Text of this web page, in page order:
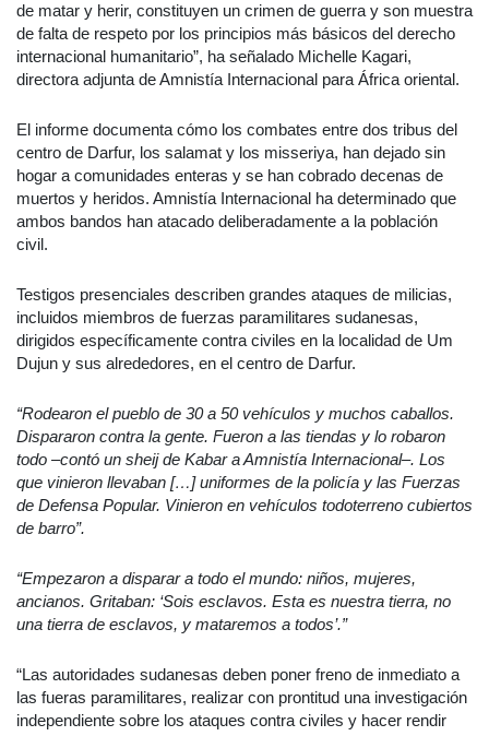
de matar y herir, constituyen un crimen de guerra y son muestra
de falta de respeto por los principios más básicos del derecho
internacional humanitario”, ha señalado Michelle Kagari,
directora adjunta de Amnistía Internacional para África oriental.
El informe documenta cómo los combates entre dos tribus del
centro de Darfur, los salamat y los misseriya, han dejado sin
hogar a comunidades enteras y se han cobrado decenas de
muertos y heridos. Amnistía Internacional ha determinado que
ambos bandos han atacado deliberadamente a la población
civil.
Testigos presenciales describen grandes ataques de milicias,
incluidos miembros de fuerzas paramilitares sudanesas,
dirigidos específicamente contra civiles en la localidad de Um
Dujun y sus alrededores, en el centro de Darfur.
“Rodearon el pueblo de 30 a 50 vehículos y muchos caballos.
Dispararon contra la gente. Fueron a las tiendas y lo robaron
todo –contó un sheij de Kabar a Amnistía Internacional–. Los
que vinieron llevaban […] uniformes de la policía y las Fuerzas
de Defensa Popular. Vinieron en vehículos todoterreno cubiertos
de barro”.
“Empezaron a disparar a todo el mundo: niños, mujeres,
ancianos. Gritaban: ‘Sois esclavos. Esta es nuestra tierra, no
una tierra de esclavos, y mataremos a todos’.”
“Las autoridades sudanesas deben poner freno de inmediato a
las fueras paramilitares, realizar con prontitud una investigación
independiente sobre los ataques contra civiles y hacer rendir